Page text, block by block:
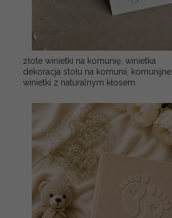
złote winietki na komunię, winietka
dekoracja stołu na komunii, komunijne
winietki z naturalnym kłosem